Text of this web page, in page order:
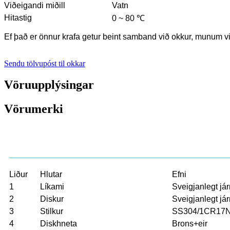
Viðeigandi miðill
Vatn
Hitastig
0 ~ 80 ℃
Ef það er önnur krafa getur beint samband við okkur,
Sendu tölvupóst til okkar
Vöruupplýsingar
Vörumerki
Liður Hlutar
Efni
1
Líkami
Sveigjanlegt
2
Diskur
Sveigjanlegt
3
Stilkur
SS304/
4
Diskhneta Brons+eir